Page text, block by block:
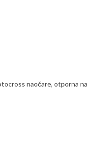
naočare, otporna na